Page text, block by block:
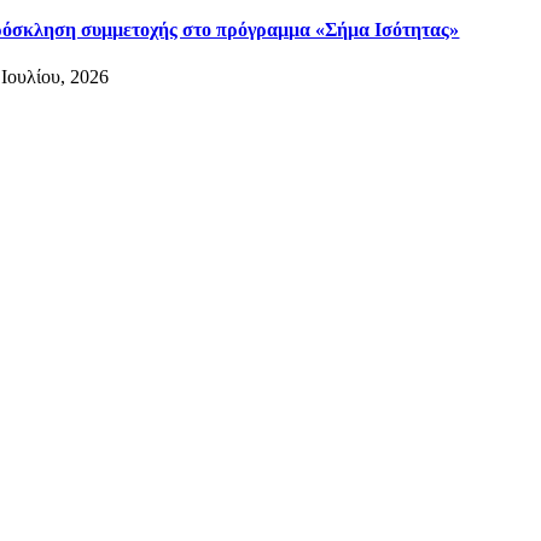
συμμετοχής στο πρόγραμμα «Σήμα Ισότητας»
2026